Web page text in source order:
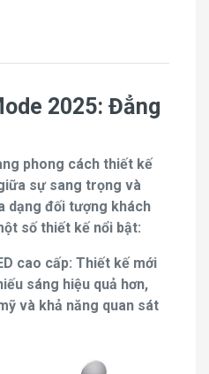
2025: Đẳng
phong cách thiết kế
sự sang trọng và
dạng đối tượng khách
số thiết kế nổi bật:
cao cấp: Thiết kế mới
sáng hiệu quả hơn,
và khả năng quan sát